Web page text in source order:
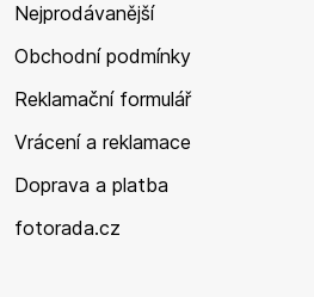
Nejprodávanější
Obchodní podmínky
Reklamační formulář
Vrácení a reklamace
Doprava a platba
fotorada.cz